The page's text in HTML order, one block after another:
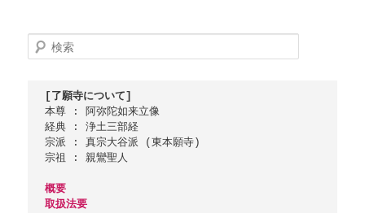
検
索
[了願寺について]
本尊 : 阿弥陀如来立像
経典 : 浄土三部経
宗派 : 真宗大谷派 (東本願寺)
宗祖 : 親鸞聖人
概要
取扱法要